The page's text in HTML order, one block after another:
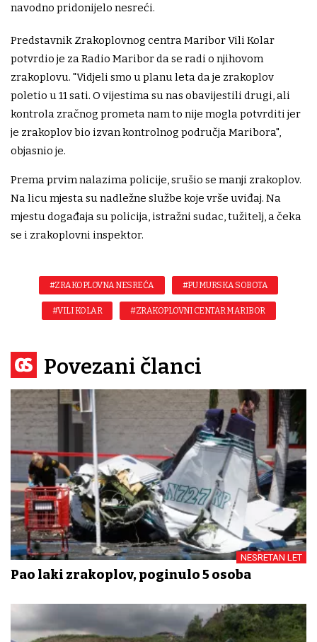
navodno pridonijelo nesreći.
Predstavnik Zrakoplovnog centra Maribor Vili Kolar
potvrdio je za Radio Maribor da se radi o njihovom
zrakoplovu. "Vidjeli smo u planu leta da je zrakoplov
poletio u 11 sati. O vijestima su nas obavijestili drugi, ali
kontrola zračnog prometa nam to nije mogla potvrditi jer
je zrakoplov bio izvan kontrolnog područja Maribora",
objasnio je.
Prema prvim nalazima policije, srušio se manji zrakoplov.
Na licu mjesta su nadležne službe koje vrše uviđaj. Na
mjestu događaja su policija, istražni sudac, tužitelj, a čeka
se i zrakoplovni inspektor.
#ZRAKOPLOVNA NESREĆA #PU MURSKA SOBOTA
#VILI KOLAR #ZRAKOPLOVNI CENTAR MARIBOR
Povezani članci
NESRETAN LET
Pao laki zrakoplov, poginulo 5 osoba